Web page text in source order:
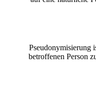
Pseudonymisierung
betroffenen Person